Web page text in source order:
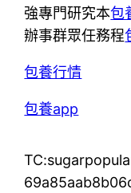
強專門研究本包
辦事群眾任務程
包養行情
包養app